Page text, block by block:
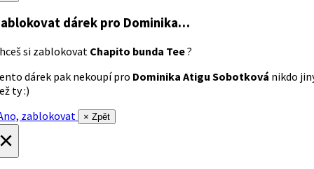
dárek pro Dominika…
si zablokovat Chapito bunda Tee?
dárek pak nekoupí pro Dominika Atigu Sobotková nikdo
ty :)
zablokovat
× Zpět